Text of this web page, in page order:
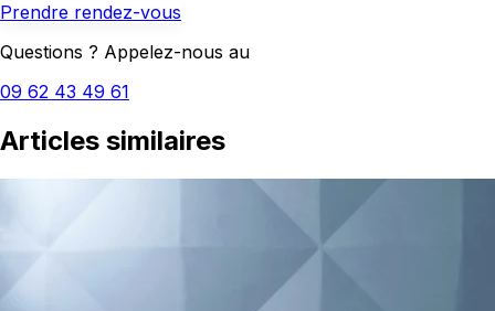
Prendre rendez-vous
Questions ? Appelez-nous au
09 62 43 49 61
Articles similaires